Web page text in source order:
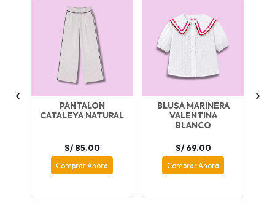
PANTALON
CATALEYA NATURAL
S/ 85.00
Comprar Ahora
BLUSA MARINERA
VALENTINA
BLANCO
S/ 69.00
Comprar Ahora